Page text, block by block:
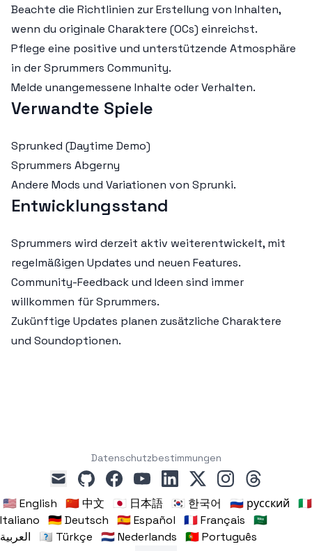
Beachte die Richtlinien zur Erstellung von Inhalten,
wenn du originale Charaktere (OCs) einreichst.
Pflege eine positive und unterstützende Atmosphäre
in der Sprummers Community.
Melde unangemessene Inhalte oder Verhalten.
Verwandte Spiele
Sprunked (Daytime Demo)
Sprummers Abgerny
Andere Mods und Variationen von Sprunki.
Entwicklungsstand
Sprummers wird derzeit aktiv weiterentwickelt, mit
regelmäßigen Updates und neuen Features.
Community-Feedback und Ideen sind immer
willkommen für Sprummers.
Zukünftige Updates planen zusätzliche Charaktere
und Soundoptionen.
Datenschutzbestimmungen
mail
githubfacebookyoutubelinkedin
x instagramthreads
🇺🇸 English 🇨🇳 中文 🇯🇵 日本語 🇰🇷 한국어 🇷🇺 русский
🇮🇹
Italiano
🇩🇪 Deutsch 🇪🇸 Español 🇫🇷 Français
🇸🇦
العربية
🇹🇷 Türkçe 🇳🇱 Nederlands 🇵🇹 Português